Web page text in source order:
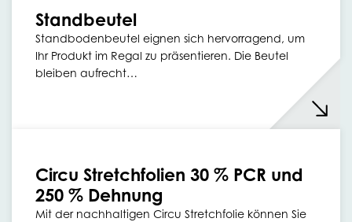
Standbeutel
Standbodenbeutel eignen sich hervorragend, um
Ihr Produkt im Regal zu präsentieren. Die Beutel
bleiben aufrecht…
Circu Stretchfolien 30 % PCR und
250 % Dehnung
Mit der nachhaltigen Circu Stretchfolie können Sie